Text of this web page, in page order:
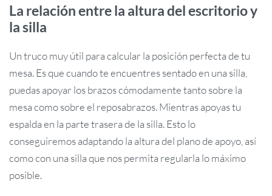
La relación entre la altura del escritorio y
la silla
Un truco muy útil para calcular la posición perfecta de tu
mesa. Es que cuando te encuentres sentado en una silla,
puedas apoyar los brazos cómodamente tanto sobre la
mesa como sobre el reposabrazos. Mientras apoyas tu
espalda en la parte trasera de la silla. Esto lo
conseguiremos adaptando la altura del plano de apoyo, así
como con una silla que nos permita regularla lo máximo
posible.